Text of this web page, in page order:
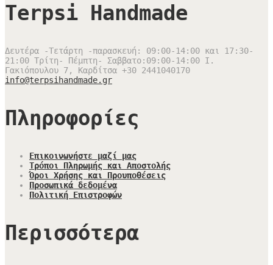
Terpsi Handmade
Δευτέρα -Τετάρτη -παρασκευή: 09:00-14:00 και 17:30-
21:00 Τρίτη- Πέμπτη- Σαββατο:09:00-14:00 Ι.
Γακιόπουλου 7, Καρδίτσα +30 2441040170
info@terpsihandmade.gr
Πληροφορίες
Επικοινωνήστε μαζί μας
Τρόποι Πληρωμής και Αποστολής
Όροι Χρήσης και Προυποθέσεις
Προσωπικά δεδομένα
Πολιτική Επιστροφών
Περισσότερα